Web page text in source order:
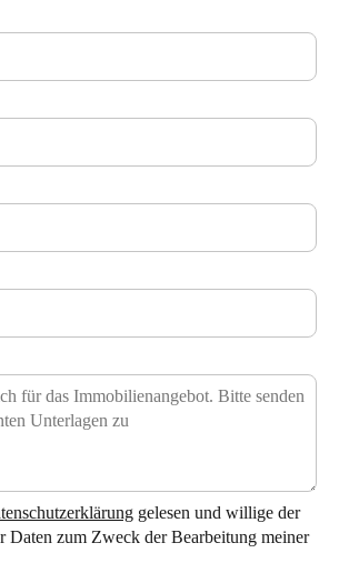
gelesen und willige der
Daten zum Zweck der Bearbeitung meiner